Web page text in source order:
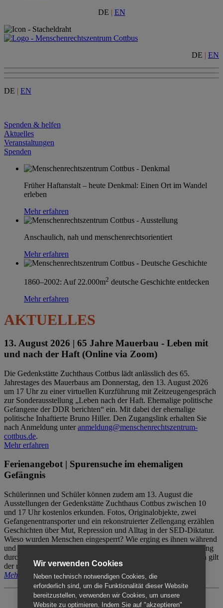
DE | EN
DE | EN
DE | EN
Spenden & helfen
Aktuelles
Veranstaltungen
Spenden
Früher Haftanstalt – heute Denkmal: Einen Ort im Wandel
erleben
Mehr erfahren
Anschaulich, nah und menschenrechtsorientiert
Mehr erfahren
1860–2002: Auf 22.000m2 deutsche Geschichte entdecken
Mehr erfahren
AKTUELLES
13. August 2026 | 65 Jahre Mauerbau - Leben mit
und nach der Haft (Online via Zoom)
Die Gedenkstätte Zuchthaus Cottbus lädt anlässlich des 65.
Jahrestages des Mauerbaus am Donnerstag, den 13. August 2026
um 17 Uhr zu einer virtuellen Kurzführung mit Zeitzeugengespräch
zur Sonderausstellung „Leben nach der Haft. Ehemalige politische
Gefangene der DDR berichten“ ein. Mit dabei der ehemalige
politische Inhaftierte Bruno Hiller. Den Zugangslink erhalten Sie
nach Anmeldung unteranmeldung@menschenrechtszentrum-
cottbus.de.
Mehr erfahren
Ferienangebot | Spurensuche im ehemaligen
Gefängnis
Schülerinnen und Schüler können zudem am 13. August die
Ausstellungen der Gedenkstätte Zuchthaus Cottbus zwischen 10
und 17 Uhr kostenlos erkunden. Fotos, Originalobjekte, zwei
Gefangenentransporter und ein rekonstruierter Zellengang erzählen
Geschichten über Mut, Repression und Alltag in der SED-Diktatur.
Wieso wurden Menschen eingesperrt? Wie erging es ihnen während
und nach der Haft? Der Besuch erfolgt individuell ohne Betreuung
durch das Menschenrechtszentrum Cottbus. Für Begleitpersonen gilt
der reguläre Eintritt (8€ / ermäßigt 5€).
Mehr erfahren
Wir verwenden Cookies
Neben technisch notwendigen Cookies, die
erforderlich sind, um die Funktionalität dieser Website
bereitzustellen, verwenden wir Cookies, um unsere
Website zu optimieren. Indem Sie auf "akzeptieren"